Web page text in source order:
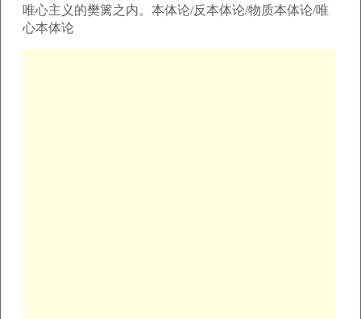
唯心主义的樊篱之内。本体论/反本体论/物质本体论/唯
心本体论